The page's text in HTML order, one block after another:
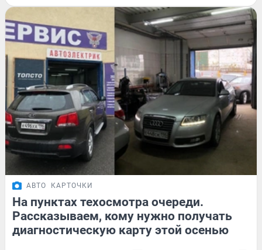
АВТО КАРТОЧКИ
На пунктах техосмотра очереди.
Рассказываем, кому нужно получать
диагностическую карту этой осенью